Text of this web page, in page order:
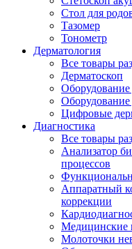
Стол для
Тазомер
Тонометр
Дерматология
Все товары
Дерматоскоп
Оборудование
Цифровые
Диагностика
Все товары
Анализатор
процессов
Аппаратный
коррекции
Медицинские
Молоточки